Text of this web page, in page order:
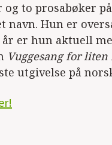
to prosabøker
navn. Hun er
er hun aktuell
Vuggesang for
utgivelse på